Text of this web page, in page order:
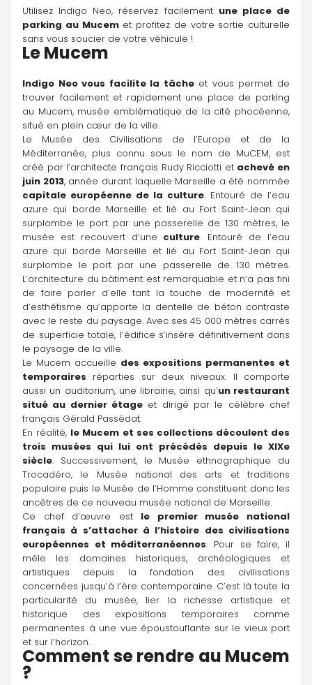
Utilisez Indigo Neo, réservez facilement une place de
parking au Mucem et profitez de votre sortie culturelle
sans vous soucier de votre véhicule !
Le Mucem
Indigo Neo vous facilite la tâche et vous permet de
trouver facilement et rapidement une place de parking
au Mucem, musée emblématique de la cité phocéenne,
situé en plein cœur de la ville.
Le Musée des Civilisations de l’Europe et de la
Méditerranée, plus connu sous le nom de MuCEM, est
créé par l’architecte français Rudy Ricciotti et achevé en
juin 2013
capitale européenne de la culture. Entouré de l’eau
azure qui borde Marseille et lié au Fort Saint-Jean qui
surplombe le port par une passerelle de 130 mètres, le
musée est recouvert d’une culture. Entouré de l’eau
azure qui borde Marseille et lié au Fort Saint-Jean qui
surplombe le port par une passerelle de 130 mètres.
L’architecture du bâtiment est remarquable et n’a pas fini
de faire parler d’elle tant la touche de modernité et
d’esthétisme qu’apporte la dentelle de béton contraste
avec le reste du paysage. Avec ses 45 000 mètres carrés
de superficie totale, l’édifice s’insère définitivement dans
le paysage de la ville.
Le Mucem accueille des expositions permanentes et
temporaires réparties sur deux niveaux. Il comporte
aussi un auditorium, une librairie, ainsi qu’un restaurant
situé au dernier étage et dirigé par le célèbre chef
français Gérald Passédat.
En réalité, le Mucem et ses collections découlent des
trois musées qui lui ont précédés depuis le XIXe
siècle. Successivement, le Musée ethnographique du
Trocadéro, le Musée national des arts et traditions
populaire puis le Musée de l’Homme constituent donc les
ancêtres de ce nouveau musée national de Marseille.
Ce chef d’œuvre est le premier musée national
français à s’attacher à l’histoire des civilisations
européennes et méditerranéennes. Pour se faire, il
mêle les domaines historiques, archéologiques et
artistiques depuis la fondation des civilisations
concernées jusqu’à l’ère contemporaine. C’est là toute la
particularité du musée, lier la richesse artistique et
historique des expositions temporaires comme
permanentes à une vue époustouflante sur le vieux port
et sur l’horizon.
Comment se rendre au Mucem
?